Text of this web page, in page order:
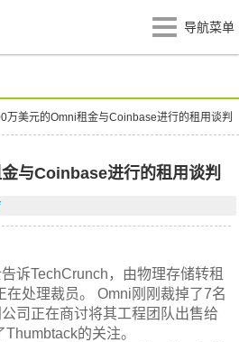
导航菜单
万美元的Omni租金与Coinbase进行的租用谈判
与Coinbase进行的租用谈判
诉TechCrunch，由物理存储转租
在处理裁员。 Omni刚刚裁掉了7名
司正在商讨将其工程团队出售给
的关注。